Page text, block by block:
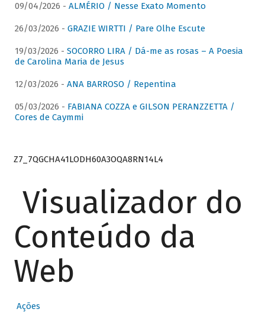
09/04/2026 - ALMÉRIO / Nesse Exato Momento
26/03/2026 - GRAZIE WIRTTI / Pare Olhe Escute
19/03/2026 - SOCORRO LIRA / Dá-me as rosas – A Poesia
de Carolina Maria de Jesus
12/03/2026 - ANA BARROSO / Repentina
05/03/2026 - FABIANA COZZA e GILSON PERANZZETTA /
Cores de Caymmi
Z7_7QGCHA41LODH60A3OQA8RN14L4
Visualizador do
Conteúdo da
Web
Ações